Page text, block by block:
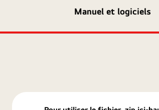
Manuel et logiciels